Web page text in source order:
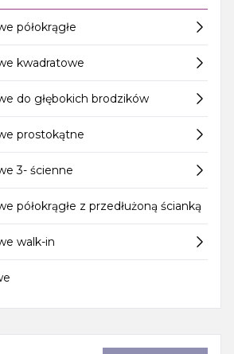
półokrągłe
kwadratowe
do głębokich brodzików
prostokątne
3- ścienne
półokrągłe z przedłużoną ścianką
walk-in